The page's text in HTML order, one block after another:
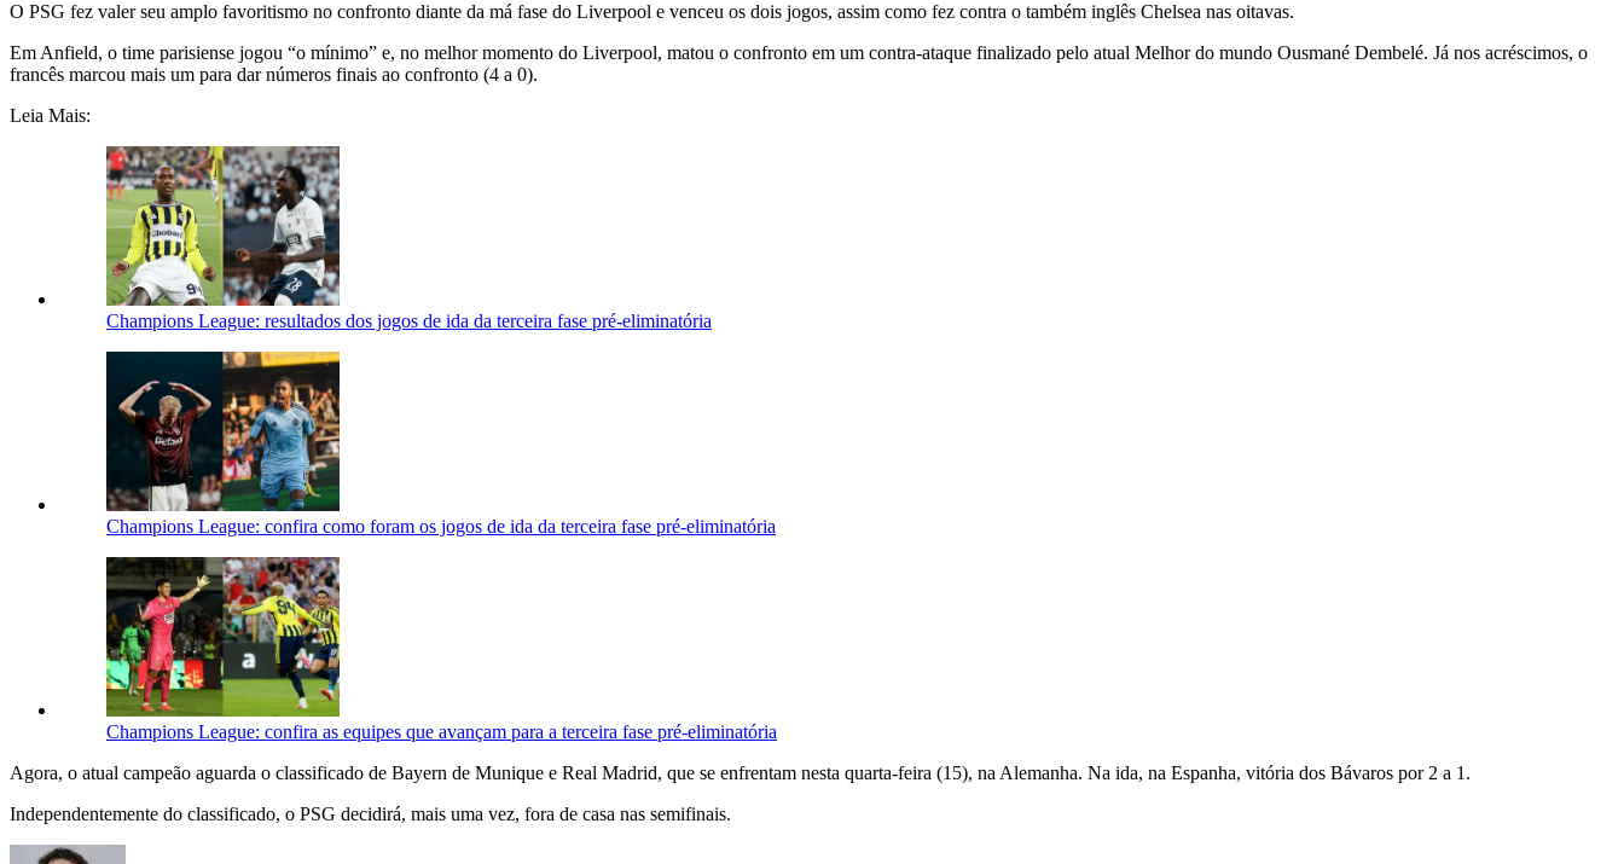
O PSG fez valer seu amplo favoritismo no confronto diante da má fase do Liverpool e venceu os dois jogos, assim como fez contra o também inglês Chelsea nas oitavas.
Em Anfield, o time parisiense jogou “o mínimo” e, no melhor momento do Liverpool, matou o confronto em um contra-ataque finalizado pelo atual Melhor do mundo Ousmané Dembelé. Já nos acréscimos, o
francês marcou mais um para dar números finais ao confronto (4 a 0).
Leia Mais:
Champions League: resultados dos jogos de ida da terceira fase pré-eliminatória
Champions League: confira como foram os jogos de ida da terceira fase pré-eliminatória
Champions League: confira as equipes que avançam para a terceira fase pré-eliminatória
Agora, o atual campeão aguarda o classificado de Bayern de Munique e Real Madrid, que se enfrentam nesta quarta-feira (15), na Alemanha. Na ida, na Espanha, vitória dos Bávaros por 2 a 1.
Independentemente do classificado, o PSG decidirá, mais uma vez, fora de casa nas semifinais.